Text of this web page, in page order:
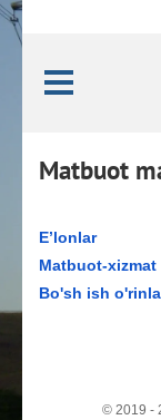
Matbuot
E’lonlar
Matbuot-xizmat
Bo'sh ish
© 2019 -